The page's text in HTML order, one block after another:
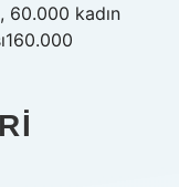
60.000 kadın